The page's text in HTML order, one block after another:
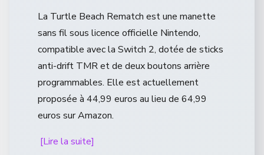
La Turtle Beach Rematch est une manette
sans fil sous licence officielle Nintendo,
compatible avec la Switch 2, dotée de sticks
anti-drift TMR et de deux boutons arrière
programmables. Elle est actuellement
proposée à 44,99 euros au lieu de 64,99
euros sur Amazon.
[Lire la suite]